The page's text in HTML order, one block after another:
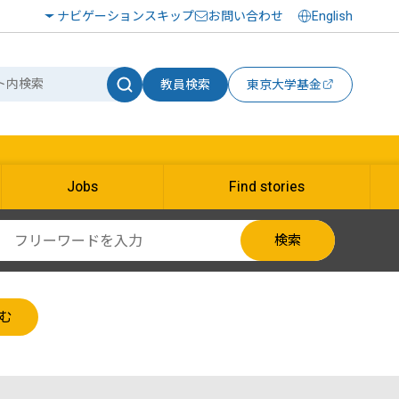
ナビゲーションスキップ お問い合わせ English
教員検索 東京大学基金
Jobs Find stories
検索